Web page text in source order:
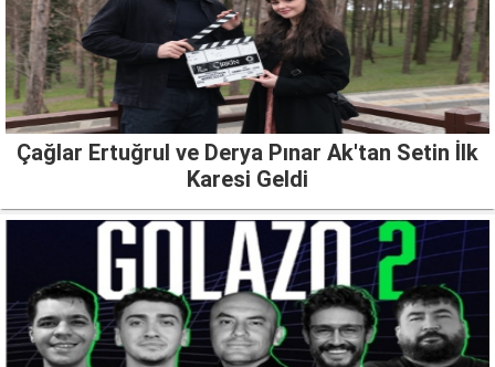
Çağlar Ertuğrul ve Derya Pınar Ak'tan Setin İlk
Karesi Geldi